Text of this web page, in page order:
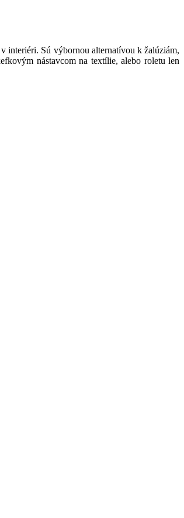
v interiéri. Sú výbornou alternatívou k žalúziám,
nástavcom na textílie, alebo roletu len